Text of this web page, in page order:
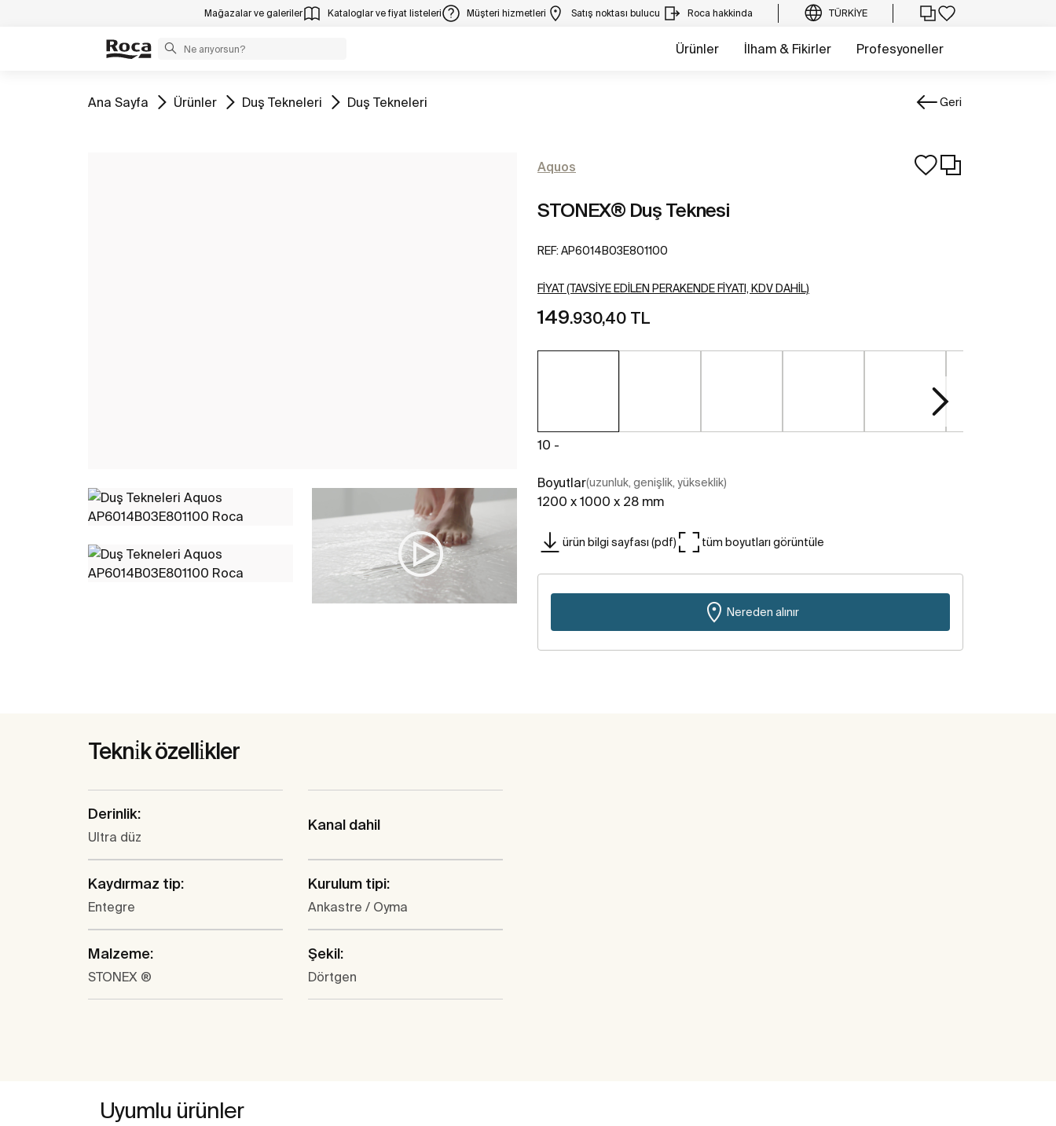
Mağazalar ve galeriler Kataloglar ve fiyat listeleri Müşteri hizmetleri Satış noktası bulucu Roca hakkinda TÜRKIYE
Ürünler İlham & Fikirler Profesyoneller
Tüm
Ana Sayfa Tüm
Ürünler Tüm
Duş Tekneleri Tüm
Duş Tekneleri Geri
Aquos
STONEX® Duş Teknesi
REF: AP6014B03E801100
FIYAT (TAVSIYE EDILEN PERAKENDE FIYATI, KDV DAHIL)
149.930,40 TL
10 -
Boyutlar(uzunluk, genişlik, yükseklik)
1200 x 1000 x 28 mm
ürün bilgi sayfası (pdf) tüm boyutları görüntüle
Nereden alınır
Tekni̇k özelli̇kler
Derinlik:
Ultra düz
Kanal dahil
Kaydırmaz tip:
Entegre
Kurulum tipi:
Ankastre / Oyma
Malzeme:
STONEX ®
Şekil:
Dörtgen
Uyumlu ürünler